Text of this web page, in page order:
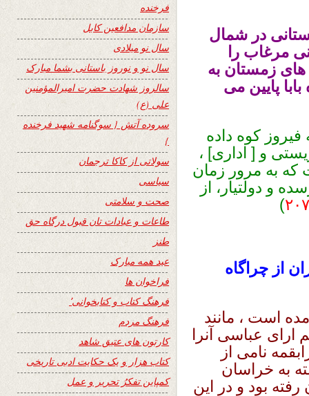
در شمال
مرغاب را
های زمستان به
پایین می
کوه داده
و [ اداری] ،
به مرور زمان
و دولتیار، از
۲۰۷)
از چراگاه
است ، مانند
ارای عباسی آنرا
نامی از
به خراسان
بود و در این
فرخنده
سازمان مدافعین کابل
سال نو میلادی
سال نو و نوروز باستانی بشما مبارک
سالروز شهادت حضرت امیرالمؤمنین
علی (ع)
سروده آتش { سوگنامه شهید فرخنده
}
سولاتی از کاکا ترجمان
سیاسی
صحت و سلامتی
طاعات و عبادات تان قبول درگاه حق
طنز
عید همه مبارک
فراخوان ها
فرهنگ کتاب و کتابخوانی٬
فرهنگ مردم
کارتون های عتیق شاهد
کتاب هزار و یک حکایت ادبی تاریخی
کمپاین تفکرُ تحریر و عمل